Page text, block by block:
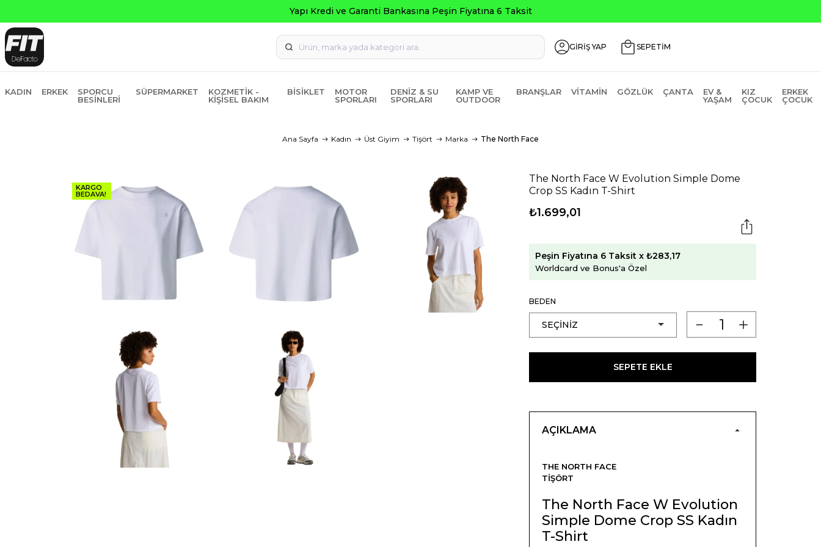
GİRİŞ YAP SEPETİM
KADIN ERKEK
SPORCU
BESINLERI
SÜPERMARKET
KOZMETIK -
KIŞISEL BAKIM
BISIKLET
MOTOR
SPORLARI
DENIZ & SU
SPORLARI
KAMP VE
OUTDOOR
BRANŞLAR VITAMIN GÖZLÜK ÇANTA
EV &
YAŞAM
KIZ
ÇOCUK
ERKEK
ÇOCUK
Ana Sayfa Kadın Üst Giyim Tişört Marka The North Face
KARGO
BEDAVA!
The North Face W Evolution Simple Dome
Crop SS Kadın T-Shirt
₺1.699,01
Peşin Fiyatına 6 Taksit x ₺283,17
Worldcard ve Bonus'a Özel
BEDEN
SEPETE EKLE
AÇIKLAMA
THE NORTH FACE
TIŞÖRT
The North Face W Evolution
Simple Dome Crop SS Kadın
T-Shirt